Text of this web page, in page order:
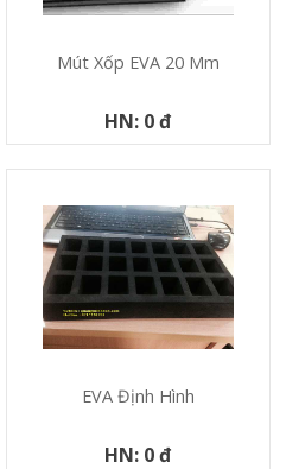
Mút Xốp EVA 20 Mm
HN: 0 đ
EVA Định Hình
HN: 0 đ